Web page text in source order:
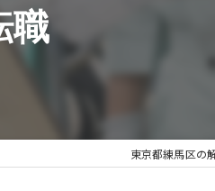
職
東京都練馬区の